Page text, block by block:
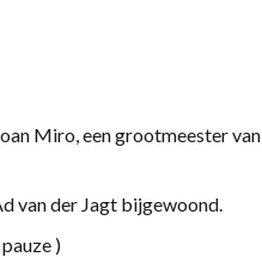
Miro, een grootmeester van
van der Jagt bijgewoond.
)